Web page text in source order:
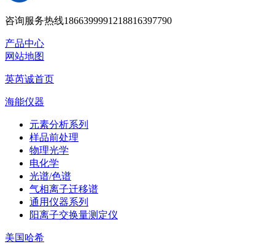
咨询服务热线1866399991218816397790
产品中心
网站地图
英芮诚首页
海能仪器
元素分析系列
样品前处理
物理光学
电化学
光谱/色谱
气相离子迁移谱
通用仪器系列
阳离子交换量测定仪
美国哈希